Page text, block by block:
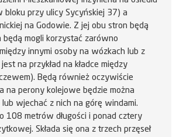
bloku przy ulicy Sycyńskiej 37) a
na Godowie. Z jej obu stron będą
będą mogli korzystać zarówno
innymi osoby na wózkach lub z
na przykład na kładce między
Będą również oczywiście
na perony kolejowe będzie można
wjechać z nich na górę windami.
108 metrów długości i ponad cztery
Składa się ona z trzech przęseł